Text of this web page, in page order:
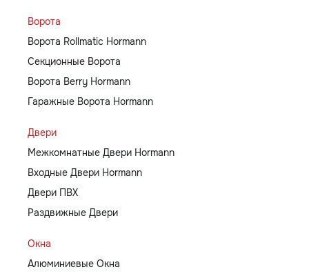
Ворота
Ворота Rollmatic Hormann
Секционные Ворота
Ворота Berry Hormann
Гаражные Ворота Hormann
Двери
Межкомнатные Двери Hormann
Входные Двери Hormann
Двери ПВХ
Раздвижные Двери
Окна
Алюминиевые Окна